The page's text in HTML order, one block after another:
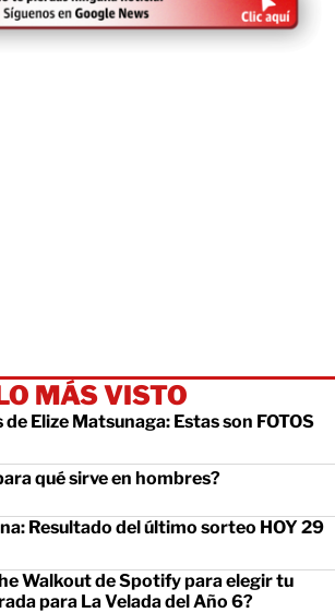
MÁS VISTO
Elize Matsunaga: Estas son FOTOS
qué sirve en hombres?
Resultado del último sorteo HOY 29
Walkout de Spotify para elegir tu
para La Velada del Año 6?